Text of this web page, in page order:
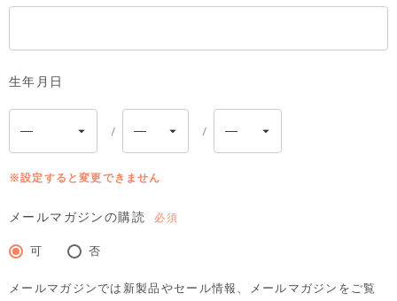
須)
生年月日
※設定すると変更できません
メールマガジンの購読
可 否
メールマガジンでは新製品やセール情報、メールマガジンをご覧